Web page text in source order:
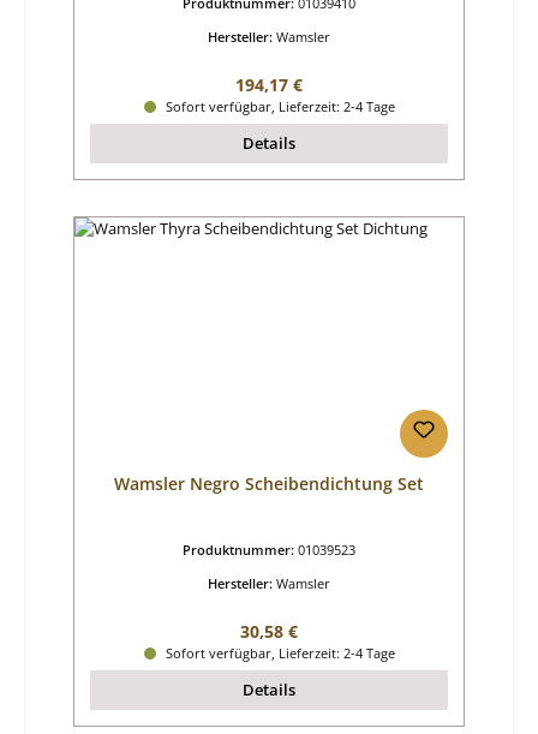
Hersteller: Wamsler
Regulärer Preis:
194,17 €
Sofort verfügbar, Lieferzeit: 2-4 Tage
Details
Wamsler Negro Scheibendichtung Set
Produktnummer: 01039523
Hersteller: Wamsler
Regulärer Preis:
30,58 €
Sofort verfügbar, Lieferzeit: 2-4 Tage
Details